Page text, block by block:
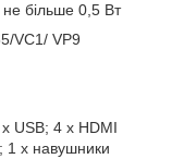
більше 0,5 Bт
VC1/ VP9
USB; 4 х HDMI
1 х навушники